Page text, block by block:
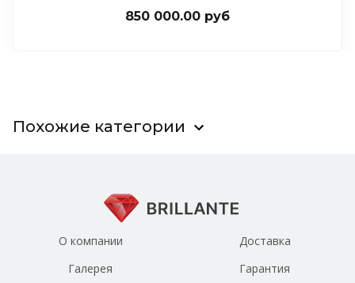
850 000.00 руб
Похожие категории
О компании
Галерея
Доставка
Гарантия